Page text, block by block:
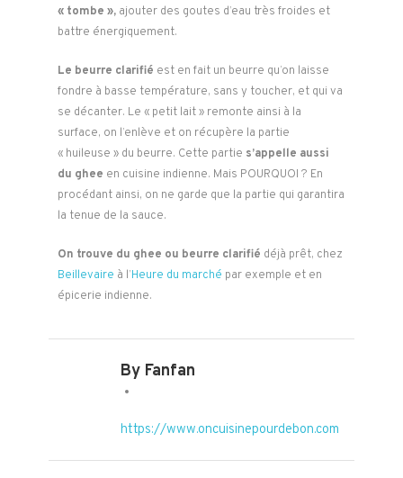
« tombe », ajouter des goutes d’eau très froides et
battre énergiquement.
Le beurre clarifié est en fait un beurre qu’on laisse
fondre à basse température, sans y toucher, et qui va
se décanter. Le « petit lait » remonte ainsi à la
surface, on l’enlève et on récupère la partie
« huileuse » du beurre. Cette partie s’appelle aussi
du ghee en cuisine indienne. Mais POURQUOI ? En
procédant ainsi, on ne garde que la partie qui garantira
la tenue de la sauce.
On trouve du ghee ou beurre clarifié déjà prêt, chez
Beillevaire à l’Heure du marché par exemple et en
épicerie indienne.
By Fanfan
https://www.oncuisinepourdebon.com